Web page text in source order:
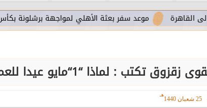
موعد سفر بعثة الأهلي لمواجهة برشلونة بكأس خوان جامبر
تكتب : لماذا “1“مايو عيدا للعمال؟وماهي قصته؟
25 شعبان 1440
هـ